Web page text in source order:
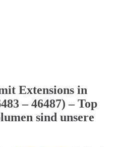
Extensions in
– 46487) – Top
sind unsere